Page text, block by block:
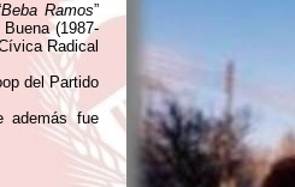
Beba Ramos”
(1987-
Radical
del Partido
además fue